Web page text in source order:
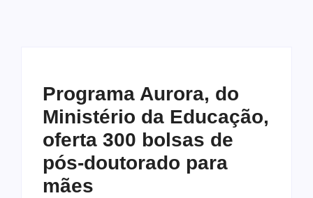
Programa Aurora, do
Ministério da Educação,
oferta 300 bolsas de
pós-doutorado para
mães